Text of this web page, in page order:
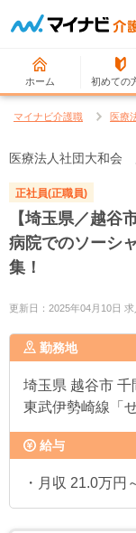
ホーム 初めての
マイナビ介護職 医療
医療法人社団大和会
正社員(正職員)
【埼玉県／越谷
病院でのソーシ
集！
更新日：2025年04月10日
勤務地
埼玉県 越谷市 千
東武伊勢崎線「
給与
・月収 21.0万円